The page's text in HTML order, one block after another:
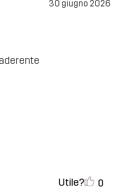
30 giugno 2026
Utile? 0